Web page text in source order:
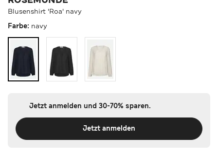
Blusenshirt 'Roa' navy
Farbe: navy
Jetzt anmelden und 30-70% sparen.
Jetzt anmelden